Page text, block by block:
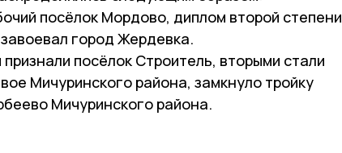
посёлок Мордово, диплом второй степени
город Жердевка.
посёлок Строитель, вторыми стали
Мичуринского района, замкнуло тройку
Мичуринского района.